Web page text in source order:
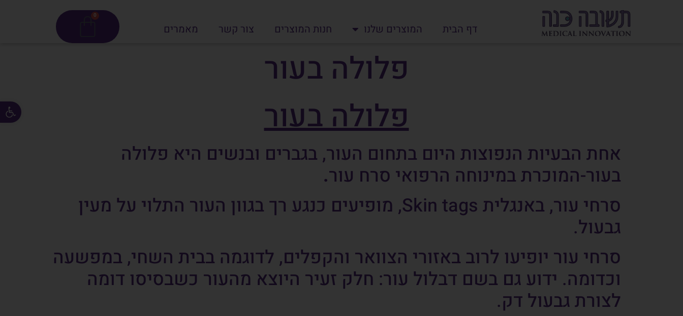
פתח
דף הבית המוצרים שלנו חנות המוצרים צור קשר מאמרים
0
פלולה בעור
פלולה בעור
אחת הבעיות הנפוצות היום בתחום העור, בגברים ובנשים היא פלולה
בעור-המוכרת במינוחה הרפואי סרח עור.
סרחי עור, באנגלית Skin tags, מופיעים כנגע רך בגוון העור התלוי על מעין
גבעול.
סרחי עור יופיעו לרוב באזורי הצוואר והקפלים, לדוגמה בבית השחי, במפשעה
וכדומה. ידוע גם בשם דבלול עור: חלק זעיר היוצא מהעור כשבסיסו דומה
לצורת גבעול דק.